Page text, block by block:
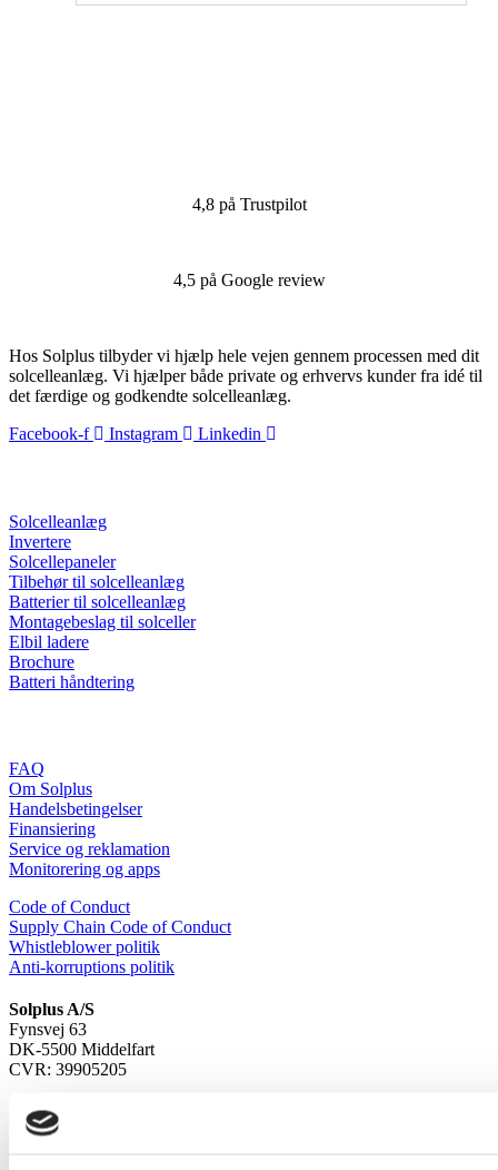
4,8 på Trustpilot
4,5 på Google review
Hos Solplus tilbyder vi hjælp hele vejen gennem processen med dit
solcelleanlæg. Vi hjælper både private og erhvervs kunder fra idé til
det færdige og godkendte solcelleanlæg.
Facebook-f
Instagram Linkedin
Solcelleanlæg
Invertere
Solcellepaneler
Tilbehør til solcelleanlæg
Batterier til solcelleanlæg
Montagebeslag til solceller
Elbil ladere
Brochure
Batteri håndtering
FAQ
Om Solplus
Handelsbetingelser
Finansiering
Service og reklamation
Monitorering og apps
Code of Conduct
Supply Chain Code of Conduct
Whistleblower politik
Anti-korruptions politik
Solplus A/S
Fynsvej 63
DK-5500 Middelfart
CVR: 39905205
Åbent alle hverdage 8.00 – 16.00
Tlf.70 70 72 32